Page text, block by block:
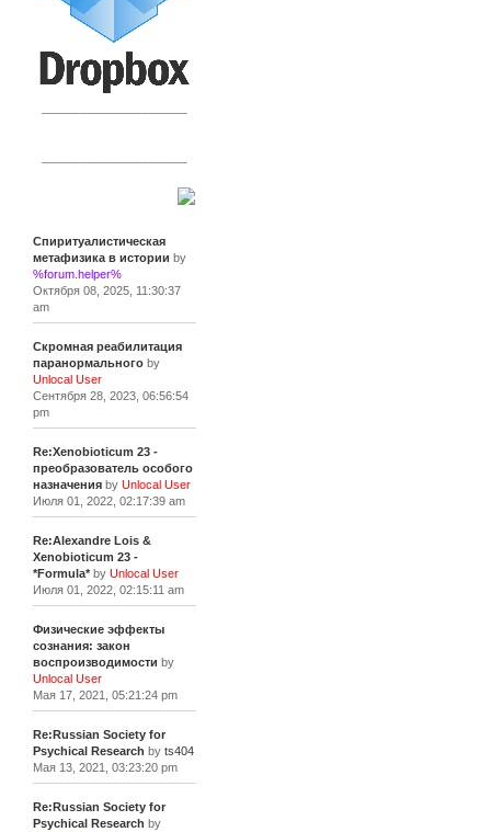
Спиритуалистическая
метафизика в истории by
%forum.helper%
Октября 08, 2025, 11:30:37
am
Скромная реабилитация
паранормальногоby
Unlocal User
Сентября 28, 2023, 06:56:54
pm
Re:Xenobioticum 23 -
преобразователь особого
назначенияby Unlocal User
Июля 01, 2022, 02:17:39 am
Re:Alexandre Lois &
Xenobioticum 23 -
*Formula*by Unlocal User
Июля 01, 2022, 02:15:11 am
Физические эффекты
сознания: закон
воспроизводимости by
Unlocal User
Мая 17, 2021, 05:21:24 pm
Re:Russian Society for
Psychical Research by ts404
Мая 13, 2021, 03:23:20 pm
Re:Russian Society for
Psychical Research by